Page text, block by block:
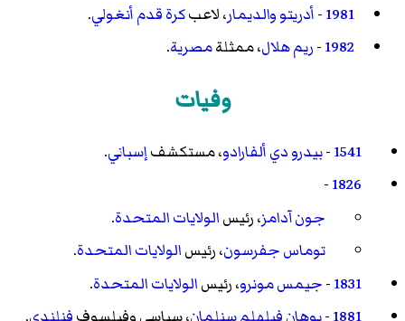
1981
-أدريتو والديمار، لاعبكرة قدمأنغولي.
1982
-ريم هلال، ممثلةمصرية.
وفيات
1541
-بيدرو دي ألفارادو، مستكشفإسباني.
1826
-
جون آدامز، رئيسالولايات المتحدة.
توماس جفرسون، رئيسالولايات المتحدة.
1831
-جيمس مونرو، رئيسالولايات المتحدة.